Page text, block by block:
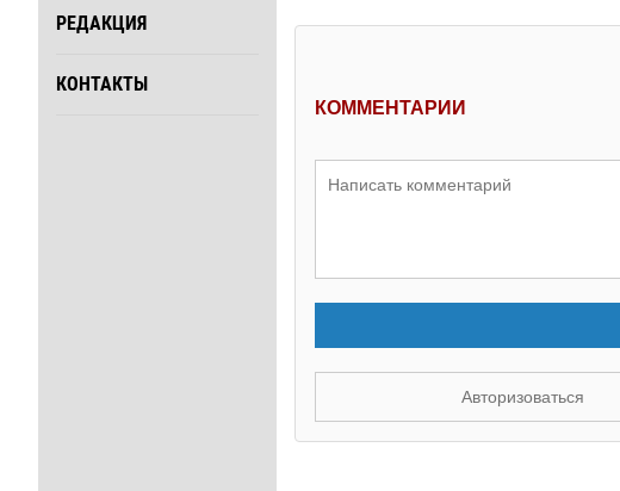
РЕДАКЦИЯ
КОНТАКТЫ
КОММЕНТАРИИ
Авторизоваться